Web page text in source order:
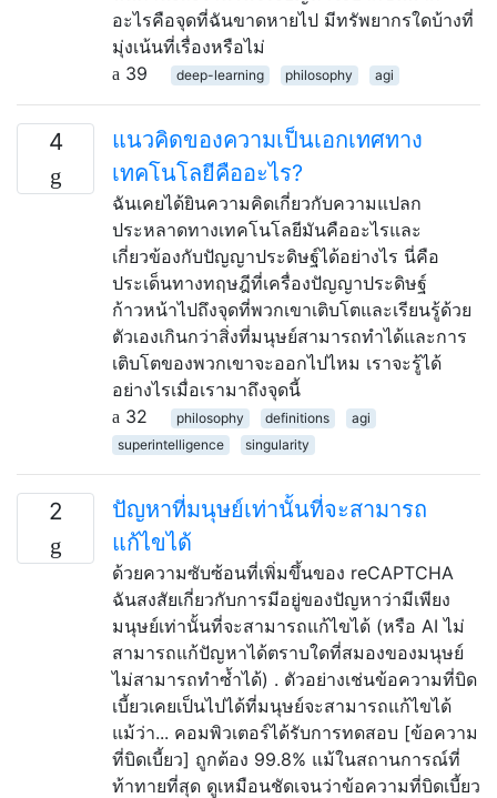
อะไรคือจุดที่ฉันขาดหายไป มีทรัพยากรใดบ้างที่
มุ่งเน้นที่เรื่องหรือไม่
39
deep-learning philosophy agi
4
แนวคิดของความเป็นเอกเทศทาง
เทคโนโลยีคืออะไร?
ฉันเคยได้ยินความคิดเกี่ยวกับความแปลก
ประหลาดทางเทคโนโลยีมันคืออะไรและ
เกี่ยวข้องกับปัญญาประดิษฐ์ได้อย่างไร นี่คือ
ประเด็นทางทฤษฎีที่เครื่องปัญญาประดิษฐ์
ก้าวหน้าไปถึงจุดที่พวกเขาเติบโตและเรียนรู้ด้วย
ตัวเองเกินกว่าสิ่งที่มนุษย์สามารถทำได้และการ
เติบโตของพวกเขาจะออกไปไหม เราจะรู้ได้
อย่างไรเมื่อเรามาถึงจุดนี้
32
philosophy definitions
agi
superintelligence
singularity
2
ปัญหาที่มนุษย์เท่านั้นที่จะสามารถ
แก้ไขได้
ด้วยความซับซ้อนที่เพิ่มขึ้นของ reCAPTCHA
ฉันสงสัยเกี่ยวกับการมีอยู่ของปัญหาว่ามีเพียง
มนุษย์เท่านั้นที่จะสามารถแก้ไขได้ (หรือ AI ไม่
สามารถแก้ปัญหาได้ตราบใดที่สมองของมนุษย์
ไม่สามารถทำซ้ำได้) . ตัวอย่างเช่นข้อความที่บิด
เบี้ยวเคยเป็นไปได้ที่มนุษย์จะสามารถแก้ไขได้
แม้ว่า... คอมพิวเตอร์ได้รับการทดสอบ [ข้อความ
ที่บิดเบี้ยว] ถูกต้อง 99.8% แม้ในสถานการณ์ที่
ท้าทายที่สุด ดูเหมือนชัดเจนว่าข้อความที่บิดเบี้ยว